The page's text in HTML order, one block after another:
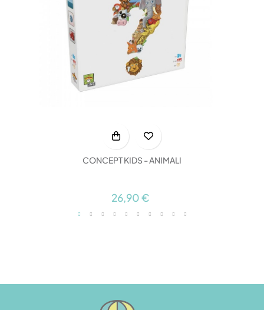
CONCEPT KIDS - ANIMALI
26,90 €